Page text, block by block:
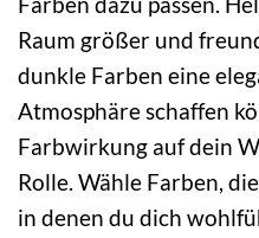
Raum größer und
dunkle Farben eine
Atmosphäre schaffen
Farbwirkung auf dein
Rolle. Wähle Farben,
in denen du dich